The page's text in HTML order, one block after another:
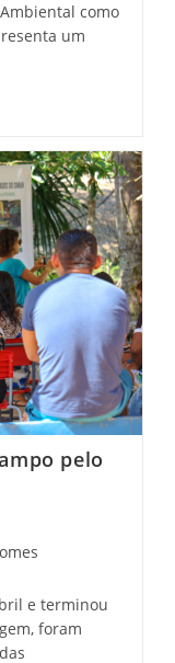
como
um
pelo
e terminou
foram